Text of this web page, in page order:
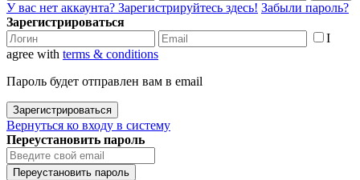
У вас нет аккаунта? Зарегистрируйтесь здесь! Забыли пароль?
Зарегистрироваться
I
agree with terms & conditions
Пароль будет отправлен вам в email
Зарегистрироваться
Вернуться ко входу в систему
Переустановить пароль
Переустановить пароль